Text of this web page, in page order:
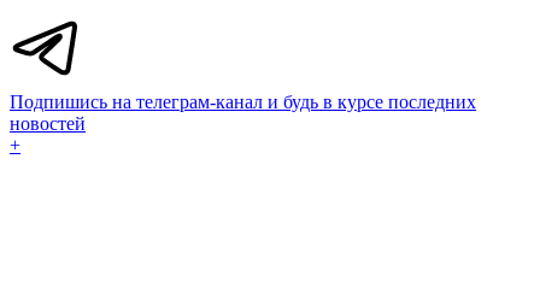
Подпишись на телеграм-канал и будь в курсе последних
новостей
+